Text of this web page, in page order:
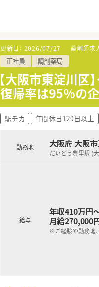
■年収は500万
■管理薬剤師や
■年間休日は120
【勤務実態につい
■有給休暇の取
■残業時間は適
■1分単位で残業
更新日： 2026/07/27 薬剤師求
正社員 調剤薬局
【大阪市東淀川
復帰率は95％の
駅チカ 年間休日120日以上
勤務地 大阪府 大阪
だいどう豊里駅 (
給与
年収410万円
月給270,000
※ご経験や勤務地